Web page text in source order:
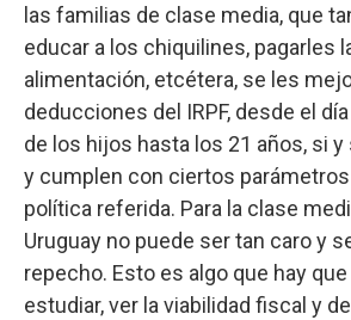
las familias de clase media, que
educar a los chiquilines, pagarles
alimentación, etcétera, se les
deducciones del IRPF, desde el
de los hijos hasta los 21 años, si
y cumplen con ciertos
política referida. Para la clase
Uruguay no puede ser tan caro y
repecho. Esto es algo que hay
estudiar, ver la viabilidad fiscal y